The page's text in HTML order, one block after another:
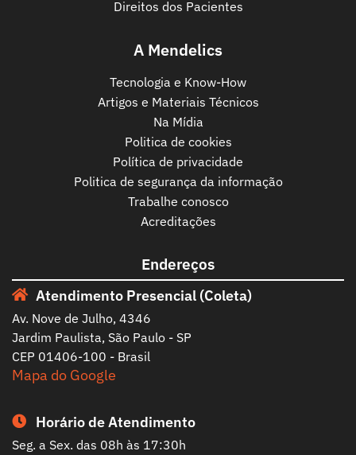
Direitos dos Pacientes
A Mendelics
Tecnologia e Know-How
Artigos e Materiais Técnicos
Na Mídia
Politica de cookies
Política de privacidade
Politica de segurança da informação
Trabalhe conosco
Acreditações
Endereços
Atendimento Presencial (Coleta)
Av. Nove de Julho, 4346
Jardim Paulista, São Paulo - SP
CEP 01406-100 - Brasil
Mapa do Google
Horário de Atendimento
Seg. a Sex. das 08h às 17:30h